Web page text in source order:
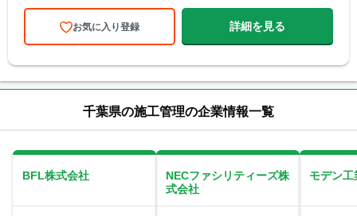
お気に入り登録 詳細を見る
千葉県の施工管理の企業情報一覧
BFL株式会社
NECファシリティーズ株
式会社
モデン